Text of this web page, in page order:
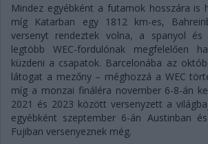
Mindez egyébként a futamok hosszára is
míg Katarban egy 1812 km-es,
versenyt rendeztek volna, a spanyol és
legtöbb WEC-fordulónak megfelelően
küzdeni a csapatok. Barcelonába az
látogat a mezőny – méghozzá a WEC
míg a monzai fináléra november 6-8-án
2021 és 2023 között versenyzett a
egyébként szeptember 6-án Austinban
Fujiban versenyeznek még.